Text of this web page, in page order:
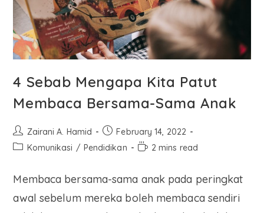
4 Sebab Mengapa Kita Patut
Membaca Bersama-Sama Anak
Zairani A. Hamid
February 14, 2022
Komunikasi / Pendidikan 2 mins read
Membaca bersama-sama anak pada peringkat
awal sebelum mereka boleh membaca sendiri